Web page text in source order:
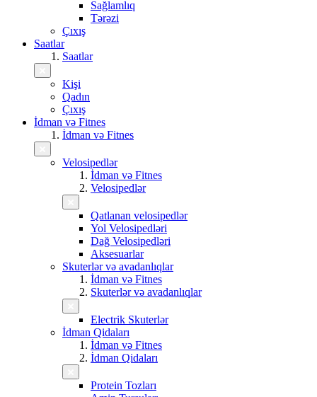
Sağlamlıq
Tərəzi
Çıxış
Saatlar
Saatlar
Kişi
Qadın
Çıxış
İdman və Fitnes
İdman və Fitnes
Velosipedlər
İdman və Fitnes
Velosipedlər
Qatlanan velosipedlər
Yol Velosipedləri
Dağ Velosipedləri
Aksesuarlar
Skuterlər və avadanlıqlar
İdman və Fitnes
Skuterlər və avadanlıqlar
Electrik Skuterlər
İdman Qidaları
İdman və Fitnes
İdman Qidaları
Protein Tozları